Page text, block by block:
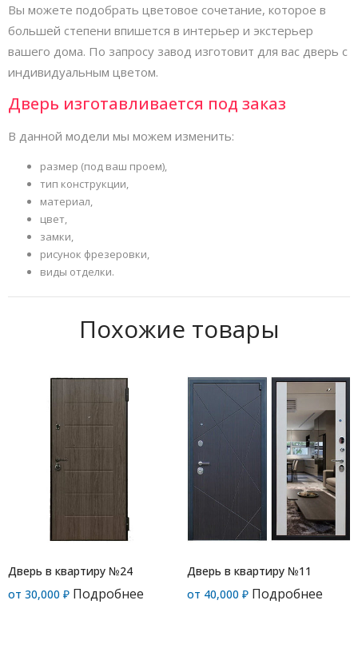
Вы можете подобрать цветовое сочетание, которое в
большей степени впишется в интерьер и экстерьер
вашего дома. По запросу завод изготовит для вас дверь с
индивидуальным цветом.
Дверь изготавливается под заказ
В данной модели мы можем изменить:
размер (под ваш проем),
тип конструкции,
материал,
цвет,
замки,
рисунок фрезеровки,
виды отделки.
Похожие товары
Дверь в квартиру №24
от 30,000 ₽ Подробнее
Дверь в квартиру №11
от 40,000 ₽ Подробнее